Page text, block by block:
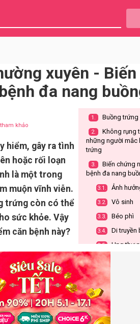
xuyên -
đa nang
khảo
hiểm, gây ra tình
hoặc rối loạn
là một trong
muộn vĩnh viễn.
trứng còn có thể
sức khỏe. Vậy
căn bệnh này?
1. Buồng trứng
2.
Không rụng
những người mắc
trứng
3.
Biến chứng
bệnh đa nang
3.1. Ảnh
3.2. Vô sinh
3.3. Béo phì
3.4. Di truyền
3.5. Ung thư
Bệnh tim
3.7.
4.
Cách tăng
bị buồng trứng đa